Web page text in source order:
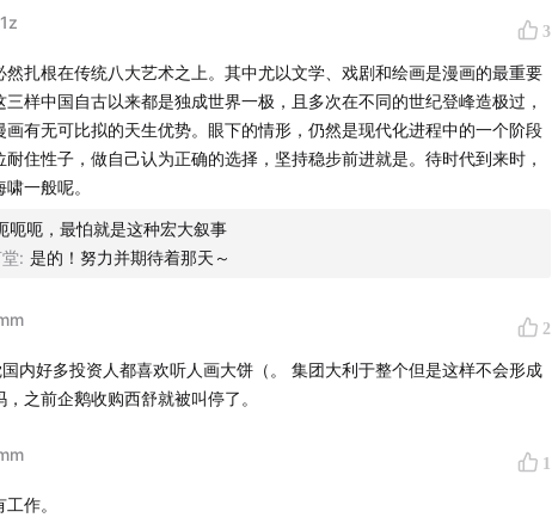
第四次漫画热潮吗？
漫画热潮可能是中国漫画的机会
依然有余力进行文化消费：以《灌篮高手》、爱奇艺为例
于漫画的需求并没有被满足
剧的野望：《大宋少年志》太适合漫画剧本了！
剧和漫画编剧的异同：漫画形式的唯一性
土的故事”是中国漫画弯道超车的机会
的反射弧：从漫画教育到漫画商业化
不是她们的真名，只是一个层层伪装的马甲，只为讲述真相时提
年，她们双双从曾供职的漫画平台离职，并在B站开启节目
是，她们决定开启另一个人生支线：自由编辑之路。一边犀利点
“瓜”，一边进行最基础的启蒙，与那些还未入门和刚入门的新人
路。目前，节目已更新一百多期。曾参与录制漫编室第22期播
3
然扎根在传统八大艺术之上。其中尤以文学、戏剧和绘画是漫画的最重要
三样中国自古以来都是独成世界一极，且多次在不同的世纪登峰造极过，
画有无可比拟的天生优势。眼下的情形，仍然是现代化进程中的一个阶段
耐住性子，做自己认为正确的选择，坚持稳步前进就是。待时代到来时，
一般呢。
呃呃，最怕就是这种宏大叙事
: 是的！努力并期待着那天～
2
内好多投资人都喜欢听人画大饼（。 集团大利于整个但是这样不会形成
之前企鹅收购西舒就被叫停了。
1
作。